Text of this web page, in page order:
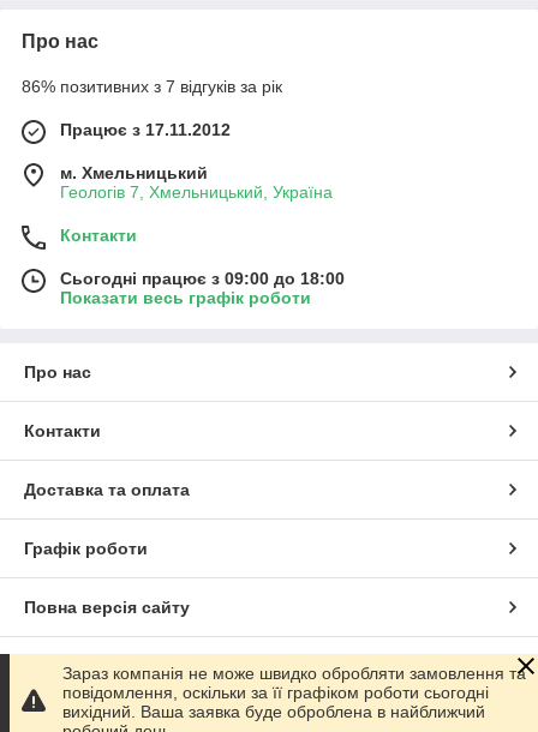
Про нас
86% позитивних з 7 відгуків за рік
Працює з 17.11.2012
м. Хмельницький
Геологів 7, Хмельницький, Україна
Контакти
Сьогодні працює з 09:00 до 18:00
Показати весь графік роботи
Про нас
Контакти
Доставка та оплата
Графік роботи
Повна версія сайту
Сайт створено на маркетплейсі Prom.ua
Політика конфіденційності
Зараз компанія не може швидко обробляти замовлення та
повідомлення, оскільки за її графіком роботи сьогодні
вихідний. Ваша заявка буде оброблена в найближчий